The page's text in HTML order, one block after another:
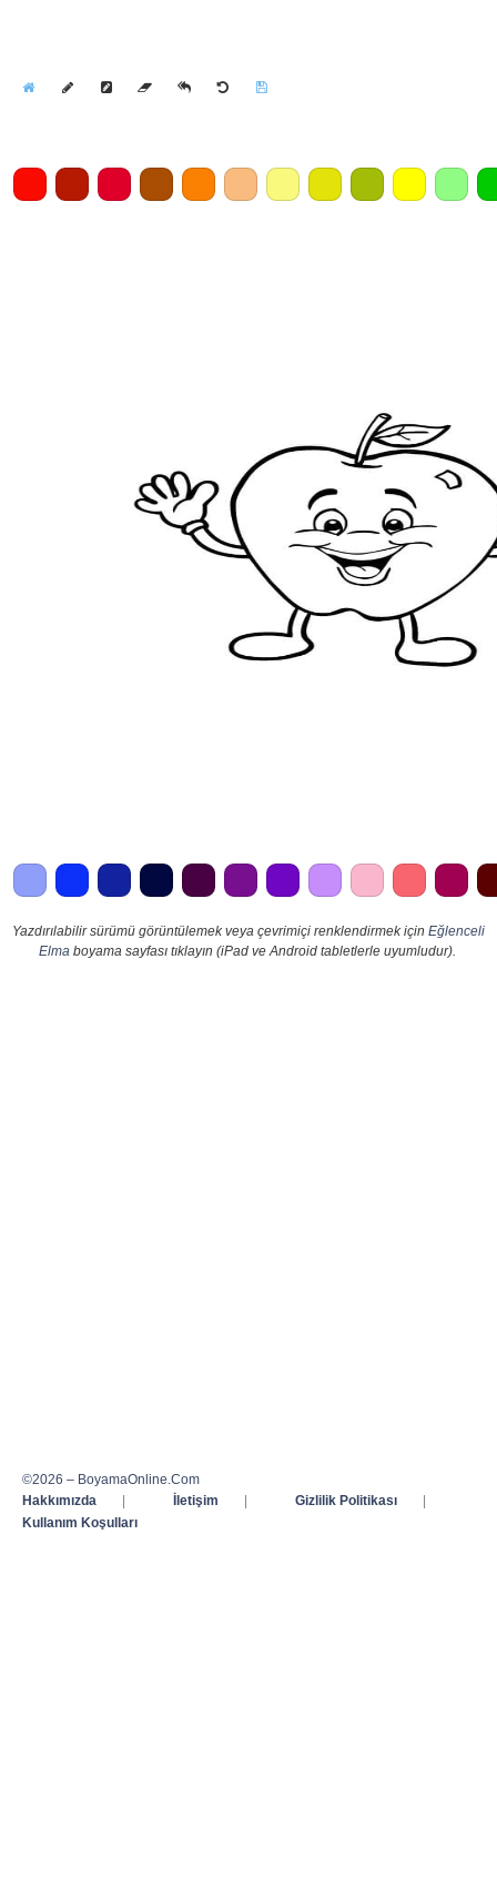
Yazdırılabilir sürümü görüntülemek veya çevrimiçi renklendirmek için Eğlenceli
Elma boyama sayfası tıklayın (iPad ve Android tabletlerle uyumludur).
©2026 – BoyamaOnline.Com
Hakkımızda
| İletişim | Gizlilik Politikası
|
Kullanım Koşulları